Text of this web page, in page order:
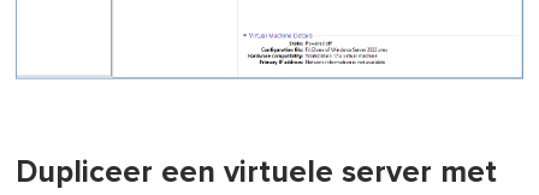
Dupliceer een virtuele server met